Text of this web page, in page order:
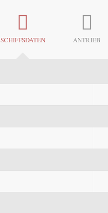
SCHIFFSDATEN ANTRIEB